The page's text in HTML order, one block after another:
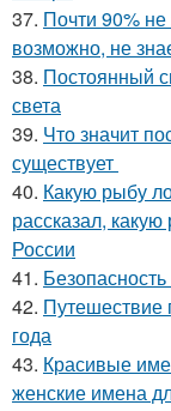
37. Почти 90%
возможно, не
38. Постоянный
света
39. Что значит
существует
40. Какую рыбу
рассказал,
России
41.
42. Путешествие
года
43. Красивые
женские имена